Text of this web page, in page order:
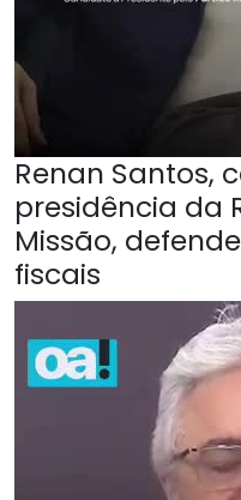
Renan Santos,
presidência da
Missão,
fiscais